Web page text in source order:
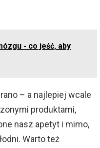
- co jeść, aby
– a najlepiej wcale
produktami,
nasz apetyt i mimo,
Warto też